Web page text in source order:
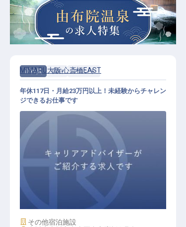
正社員 宿泊 フロント
フロントスタッフ
MIMARU大阪 心斎橋EAST
年休117日・月給23万円以上！未経験からチャレン
ジできるお仕事です
施設業態
その他宿泊施設